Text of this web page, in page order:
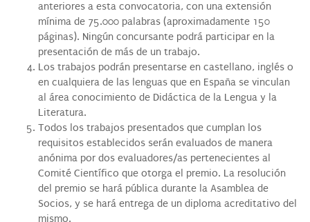
anteriores a esta convocatoria, con una extensión
mínima de 75.000 palabras (aproximadamente 150
páginas). Ningún concursante podrá participar en la
presentación de más de un trabajo.
Los trabajos podrán presentarse en castellano, inglés o
en cualquiera de las lenguas que en España se vinculan
al área conocimiento de Didáctica de la Lengua y la
Literatura.
Todos los trabajos presentados que cumplan los
requisitos establecidos serán evaluados de manera
anónima por dos evaluadores/as pertenecientes al
Comité Científico que otorga el premio. La resolución
del premio se hará pública durante la Asamblea de
Socios, y se hará entrega de un diploma acreditativo del
mismo.